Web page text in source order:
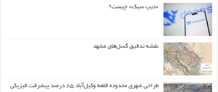
«دیپ سیک» چیست؟
نقشه تدقیق گسل‌های مشهد
طراحی شهری محدوده قلعه وکیل‌آباد ۸۵ درصد پیشرفت فیزیکی